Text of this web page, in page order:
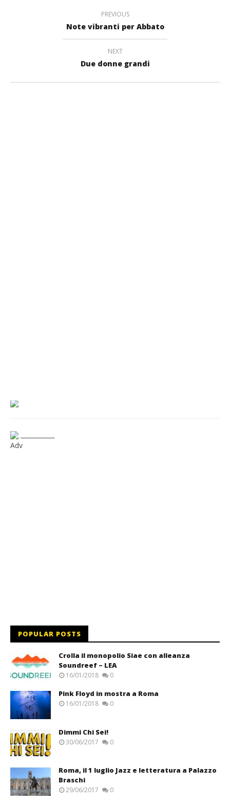
PREVIOUS
Note vibranti per Abbato
NEXT
Due donne grandi
Adv
POPULAR POSTS
Crolla il monopolio Siae con alleanza
Soundreef – LEA
16/01/2018 0
Pink Floyd in mostra a Roma
16/01/2018 0
Dimmi Chi Sei!
30/06/2017 0
Roma, il 1 luglio Jazz e letteratura a Palazzo
Braschi
29/06/2017 0